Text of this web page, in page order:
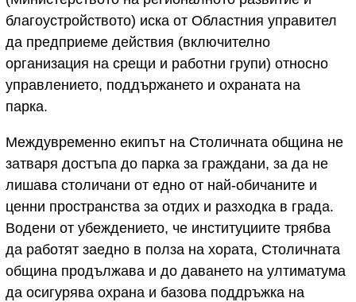
благоустройството) иска от Областния управител
да предприеме действия (включително
организация на срещи и работни групи) относно
управлението, поддържането и охраната на
парка.
Междувременно екипът на Столичната община не
затваря достъпа до парка за граждани, за да не
лишава столичани от едно от най-обичаните и
ценни пространства за отдих и разходка в града.
Водени от убеждението, че институциите трябва
да работят заедно в полза на хората, Столичната
община продължава и до даването на ултиматума
да осигурява охрана и базова поддръжка на